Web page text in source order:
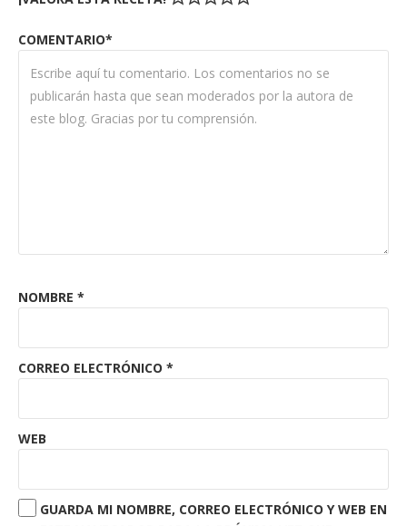
COMENTARIO*
NOMBRE *
CORREO ELECTRÓNICO *
WEB
GUARDA MI NOMBRE, CORREO ELECTRÓNICO Y WEB EN